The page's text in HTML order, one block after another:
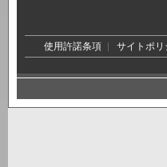
使用許諾条項 サイトポリ